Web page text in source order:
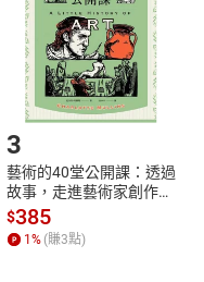
，恕無法以單支商品取
Step2.登入
3
藝術的40堂公開課：透過
故事，走進藝術家創作現
場，看藝術如何誕生、如
何形塑人類生活【電子
書】
$385
1 % (賺3點)